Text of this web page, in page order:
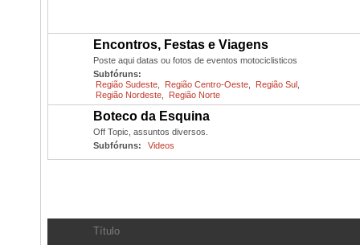
Encontros, Festas e Viagens
Poste aqui datas ou fotos de eventos motociclisticos
Subfóruns:
Região Sudeste
Região Centro-Oeste Região Sul
Região Nordeste
Região Norte
Boteco da Esquina
Off Topic, assuntos diversos.
Subfóruns:
Videos
Título